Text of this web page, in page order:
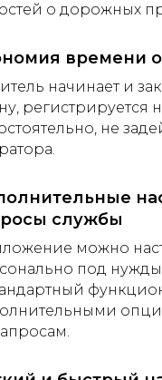
о дорожных
времени
начинает и
регистрируется
не
службы
можно
под